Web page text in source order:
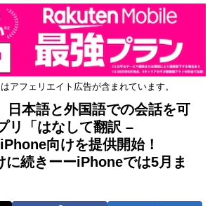
アフェリエイト広告が含まれています。
日本語と外国語での会話を可
リ「はなして翻訳 –
向けを提供開始！
続きーーiPhoneでは5月ま